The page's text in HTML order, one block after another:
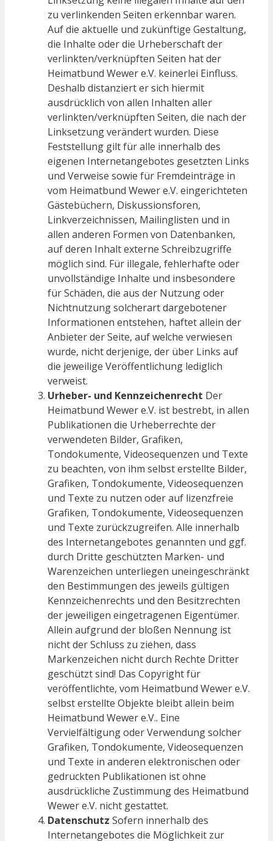
zu verlinkenden Seiten erkennbar waren.
Auf die aktuelle und zukünftige Gestaltung,
die Inhalte oder die Urheberschaft der
verlinkten/verknüpften Seiten hat der
Heimatbund Wewer e.V. keinerlei Einfluss.
Deshalb distanziert er sich hiermit
ausdrücklich von allen Inhalten aller
verlinkten/verknüpften Seiten, die nach der
Linksetzung verändert wurden. Diese
Feststellung gilt für alle innerhalb des
eigenen Internetangebotes gesetzten Links
und Verweise sowie für Fremdeinträge in
vom Heimatbund Wewer e.V. eingerichteten
Gästebüchern, Diskussionsforen,
Linkverzeichnissen, Mailinglisten und in
allen anderen Formen von Datenbanken,
auf deren Inhalt externe Schreibzugriffe
möglich sind. Für illegale, fehlerhafte oder
unvollständige Inhalte und insbesondere
für Schäden, die aus der Nutzung oder
Nichtnutzung solcherart dargebotener
Informationen entstehen, haftet allein der
Anbieter der Seite, auf welche verwiesen
wurde, nicht derjenige, der über Links auf
die jeweilige Veröffentlichung lediglich
verweist.
Urheber- und Kennzeichenrecht Der
Heimatbund Wewer e.V. ist bestrebt, in allen
Publikationen die Urheberrechte der
verwendeten Bilder, Grafiken,
Tondokumente, Videosequenzen und Texte
zu beachten, von ihm selbst erstellte Bilder,
Grafiken, Tondokumente, Videosequenzen
und Texte zu nutzen oder auf lizenzfreie
Grafiken, Tondokumente, Videosequenzen
und Texte zurückzugreifen. Alle innerhalb
des Internetangebotes genannten und ggf.
durch Dritte geschützten Marken- und
Warenzeichen unterliegen uneingeschränkt
den Bestimmungen des jeweils gültigen
Kennzeichenrechts und den Besitzrechten
der jeweiligen eingetragenen Eigentümer.
Allein aufgrund der bloßen Nennung ist
nicht der Schluss zu ziehen, dass
Markenzeichen nicht durch Rechte Dritter
geschützt sind! Das Copyright für
veröffentlichte, vom Heimatbund Wewer e.V.
selbst erstellte Objekte bleibt allein beim
Heimatbund Wewer e.V.. Eine
Vervielfältigung oder Verwendung solcher
Grafiken, Tondokumente, Videosequenzen
und Texte in anderen elektronischen oder
gedruckten Publikationen ist ohne
ausdrückliche Zustimmung des Heimatbund
Wewer e.V. nicht gestattet.
Datenschutz Sofern innerhalb des
Internetangebotes die Möglichkeit zur